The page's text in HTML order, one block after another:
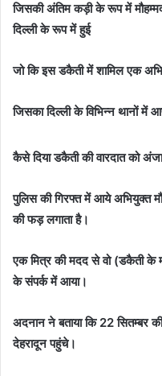
जिसकी अंतिम कड़ी के रूप में
दिल्ली के रूप में हुई
जो कि इस डकैती में शामिल एक
जिसका दिल्ली के विभिन्न थानों में
कैसे दिया डकैती की वारदात को
पुलिस की गिरफ्त में आये अभियुक्त
की फड़ लगाता है।
एक मित्र की मदद से वो (डकैती के
के संपर्क में आया।
अदनान ने बताया कि 22 सितम्बर
देहरादून पहुंचे।